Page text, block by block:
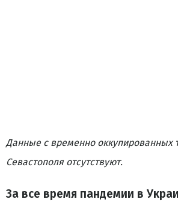
Данные с временно оккупированных
Севастополя отсутствуют.
За все время пандемии в